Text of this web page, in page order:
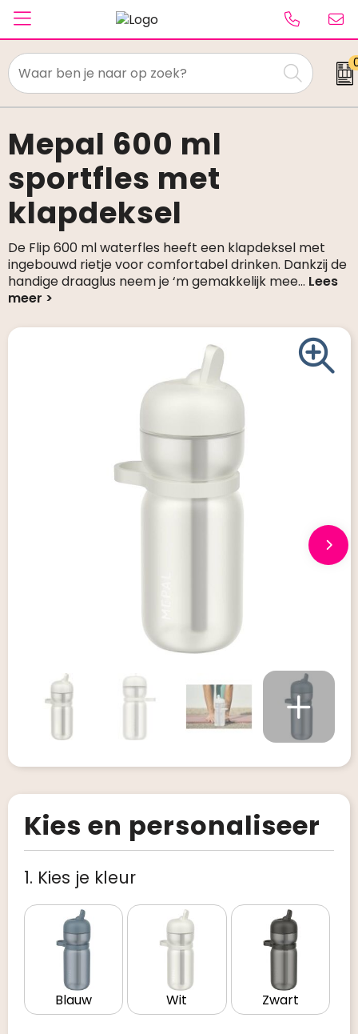
Textiel
Paraplu's
Caps & Beanies
Tassen
Drinkwaren
Schrijfwaren
Mepal 600 ml
sportfles met
klapdeksel
De Flip 600 ml waterfles heeft een klapdeksel met
ingebouwd rietje voor comfortabel drinken. Dankzij de
handige draaglus neem je ‘m gemakkelijk mee...
Kies en personaliseer
1. Kies je kleur
Blauw Wit Zwart